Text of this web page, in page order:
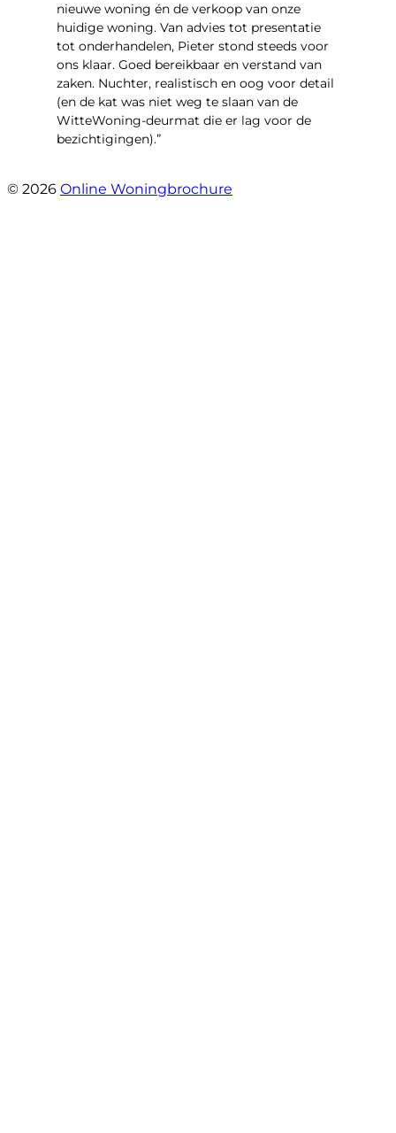
nieuwe woning én de verkoop van onze
huidige woning. Van advies tot presentatie
tot onderhandelen, Pieter stond steeds voor
ons klaar. Goed bereikbaar en verstand van
zaken. Nuchter, realistisch en oog voor detail
(en de kat was niet weg te slaan van de
WitteWoning-deurmat die er lag voor de
bezichtigingen).”
© 2026 Online Woningbrochure